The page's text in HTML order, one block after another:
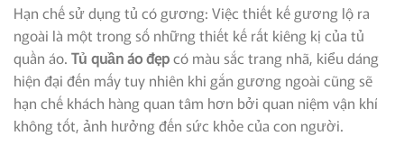
Hạn chế sử dụng tủ có gương: Việc thiết kế gương lộ ra
ngoài là một trong số những thiết kế rất kiêng kị của tủ
quần áo. Tủ quần áo đẹpcó màu sắc trang nhã, kiểu dáng
hiện đại đến mấy tuy nhiên khi gắn gương ngoài cũng sẽ
hạn chế khách hàng quan tâm hơn bởi quan niệm vận khí
không tốt, ảnh hưởng đến sức khỏe của con người.